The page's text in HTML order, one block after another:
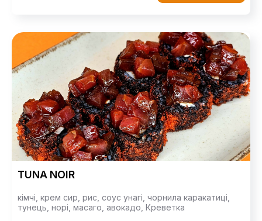
TUNA NOIR
кімчі, крем сир, рис, соус унагі, чорнила каракатиці,
тунець, норі, масаго, авокадо, Креветка